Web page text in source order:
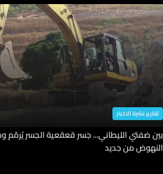
تقارير نشرة الاخبار
بين ضفتي الليطاني... جسر قعقعية الجسر يُرمّم
النهوض من جديد